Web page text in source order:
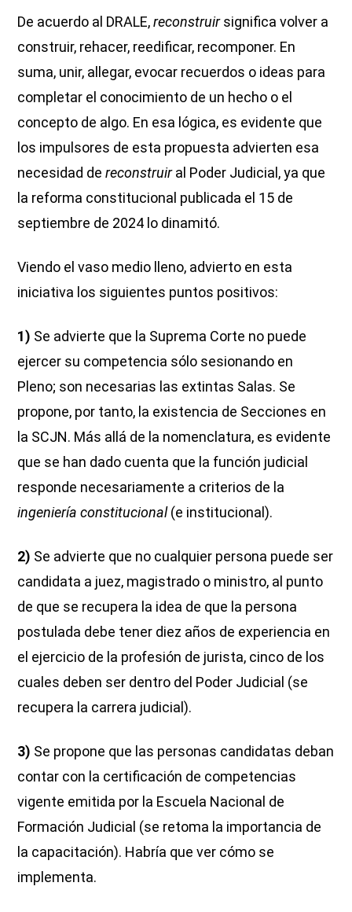
De acuerdo al DRALE,reconstruirsignifica volver a
construir, rehacer, reedificar, recomponer. En
suma, unir, allegar, evocar recuerdos o ideas para
completar el conocimiento de un hecho o el
concepto de algo. En esa lógica, es evidente que
los impulsores de esta propuesta advierten esa
necesidad dereconstruiral Poder Judicial, ya que
la reforma constitucional publicada el 15 de
septiembre de 2024 lo dinamitó.
Viendo el vaso medio lleno, advierto en esta
iniciativa los siguientes puntos positivos:
1) Se advierte que la Suprema Corte no puede
ejercer su competencia sólo sesionando en
Pleno; son necesarias las extintas Salas. Se
propone, por tanto, la existencia de Secciones en
la SCJN. Más allá de la nomenclatura, es evidente
que se han dado cuenta que la función judicial
responde necesariamente a criterios de la
ingeniería constitucional(e institucional).
2) Se advierte que no cualquier persona puede ser
candidata a juez, magistrado o ministro, al punto
de que se recupera la idea de que la persona
postulada debe tener diez años de experiencia en
el ejercicio de la profesión de jurista, cinco de los
cuales deben ser dentro del Poder Judicial (se
recupera la carrera judicial).
3) Se propone que las personas candidatas deban
contar con la certificación de competencias
vigente emitida por la Escuela Nacional de
Formación Judicial (se retoma la importancia de
la capacitación). Habría que ver cómo se
implementa.